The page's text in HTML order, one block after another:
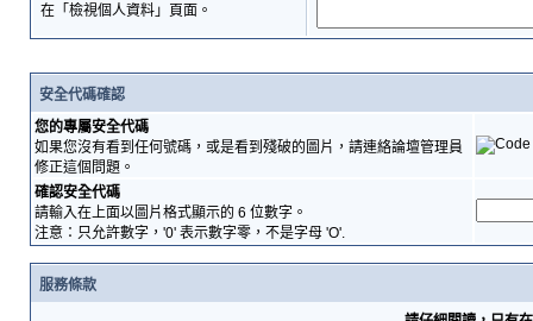
在「檢視個人資料」頁面。
安全代碼確認
您的專屬安全代碼
如果您沒有看到任何號碼，或是看到殘破的圖片，請連絡論壇管理員
修正這個問題。
確認安全代碼
請輸入在上面以圖片格式顯示的 6 位數字。
注意：只允許數字，'0' 表示數字零，不是字母 'O'.
服務條款